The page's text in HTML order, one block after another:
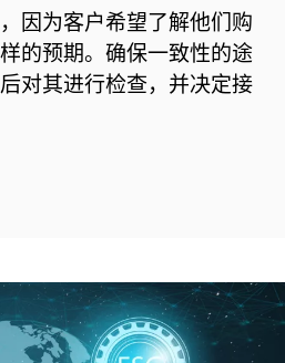
因为客户希望了解他们购
的预期。确保一致性的途
对其进行检查，并决定接